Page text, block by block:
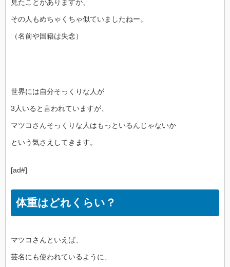
見たことがありますが、
その人もめちゃくちゃ似ていましたねー。
（名前や国籍は失念）
世界には自分そっくりな人が
3人いると言われていますが、
マツコさんそっくりな人はもっといるんじゃないか
という気さえしてきます。
[ad#]
体重はどれくらい？
マツコさんといえば、
芸名にも使われているように、